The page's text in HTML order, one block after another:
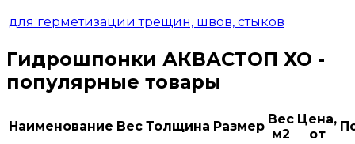
для герметизации трещин, швов, стыков
Гидрошпонки АКВАСТОП ХО -
популярные товары
Наименование Вес Толщина Размер Вес
м2
Цена,
от